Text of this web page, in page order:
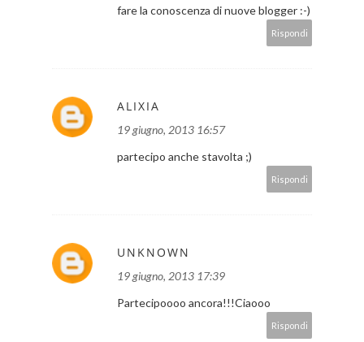
fare la conoscenza di nuove blogger :-)
Rispondi
ALIXIA
19 giugno, 2013 16:57
partecipo anche stavolta ;)
Rispondi
UNKNOWN
19 giugno, 2013 17:39
Partecipoooo ancora!!!Ciaooo
Rispondi